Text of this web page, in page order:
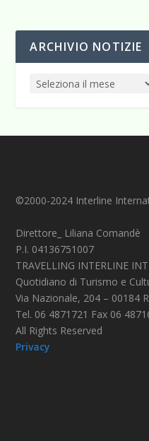
ARCHIVIO NOTIZIE
©2000-2024 Interline
Direttore_ Liliana Comandè
P.I. 04136751007
TRAVELLING INTERLINE
Quotidiano di Turismo e
Via Nazionale, 204 – 00184
Tel. 06 4871721 Fax 06
All Rights Reserved
Privacy